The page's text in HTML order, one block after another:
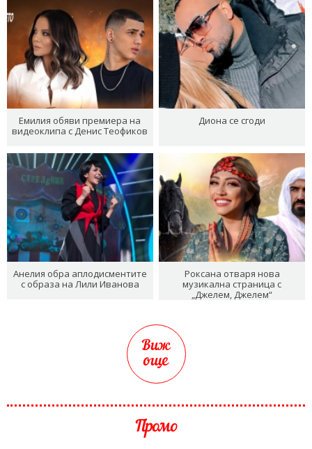
Емилия обяви премиера на
видеоклипа с Денис Теофиков
Диона се сгоди
Анелия обра аплодисментите
с образа на Лили Иванова
Роксана отваря нова
музикална страница с
„Джелем, Джелем“
Виж
още
Промо